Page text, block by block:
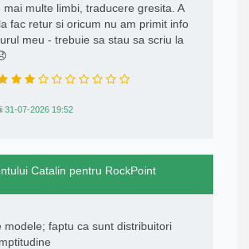
mai multe limbi, traducere gresita. A
fac retur si oricum nu am primit info
meu - trebuie sa stau sa scriu la
31-07-2026 19:52
Catalin pentru RockPoint
modele; faptu ca sunt distribuitori